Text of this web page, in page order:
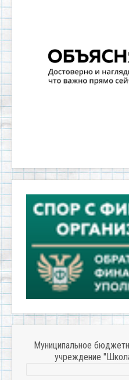
Муниципальное
учреждение